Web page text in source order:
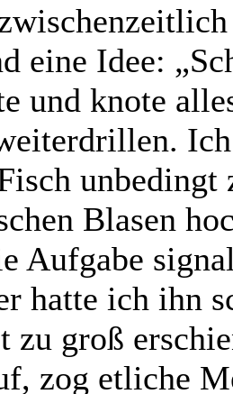
eine Idee:
und knote
unbedingt
Blasen
Aufgabe
hatte ich ihn
zu groß
zog etliche